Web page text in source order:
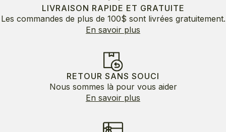
LIVRAISON RAPIDE ET GRATUITE
Les commandes de plus de 100$ sont livrées gratuitement.
En savoir plus
RETOUR SANS SOUCI
Nous sommes là pour vous aider
En savoir plus